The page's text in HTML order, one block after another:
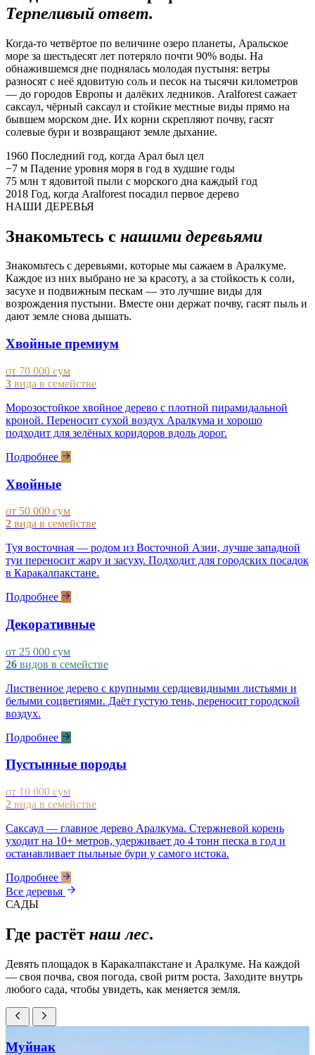
Терпеливый ответ.
Когда-то четвёртое по величине озеро планеты, Аральское
море за шестьдесят лет потеряло почти 90% воды. На
обнажившемся дне поднялась молодая пустыня: ветры
разносят с неё ядовитую соль и песок на тысячи километров
— до городов Европы и далёких ледников. Aralforest сажает
саксаул, чёрный саксаул и стойкие местные виды прямо на
бывшем морском дне. Их корни скрепляют почву, гасят
солевые бури и возвращают земле дыхание.
1960 Последний год, когда Арал был цел
−7 м Падение уровня моря в год в худшие годы
75 млн т ядовитой пыли с морского дна каждый год
2018 Год, когда Aralforest посадил первое дерево
НАШИ ДЕРЕВЬЯ
Знакомьтесь с нашими деревьями
Знакомьтесь с деревьями, которые мы сажаем в Аралкуме.
Каждое из них выбрано не за красоту, а за стойкость к соли,
засухе и подвижным пескам — это лучшие виды для
возрождения пустыни. Вместе они держат почву, гасят пыль и
дают земле снова дышать.
Хвойные премиум
от 70 000 сум
3 вида в семействе
Морозостойкое хвойное дерево с плотной пирамидальной
кроной. Переносит сухой воздух Аралкума и хорошо
подходит для зелёных коридоров вдоль дорог.
Подробнее
Хвойные
от 50 000 сум
2 вида в семействе
Туя восточная — родом из Восточной Азии, лучше западной
туи переносит жару и засуху. Подходит для городских посадок
в Каракалпакстане.
Подробнее
Декоративные
от 25 000 сум
26 видов в семействе
Лиственное дерево с крупными сердцевидными листьями и
белыми соцветиями. Даёт густую тень, переносит городской
воздух.
Подробнее
Пустынные породы
от 10 000 сум
2 вида в семействе
Саксаул — главное дерево Аралкума. Стержневой корень
уходит на 10+ метров, удерживает до 4 тонн песка в год и
останавливает пыльные бури у самого истока.
Подробнее
Все деревья
САДЫ
Где растёт наш лес.
Девять площадок в Каракалпакстане и Аралкуме. На каждой
— своя почва, своя погода, свой ритм роста. Заходите внутрь
любого сада, чтобы увидеть, как меняется земля.
Муйнак